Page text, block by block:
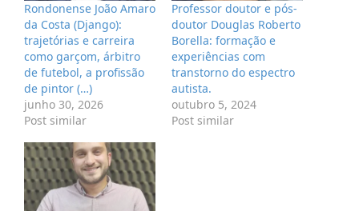
Rondonense João Amaro
da Costa (Django):
trajetórias e carreira
como garçom, árbitro
de futebol, a profissão
de pintor (…)
junho 30, 2026
Post similar
Professor doutor e pós-
doutor Douglas Roberto
Borella: formação e
experiências com
transtorno do espectro
autista.
outubro 5, 2024
Post similar